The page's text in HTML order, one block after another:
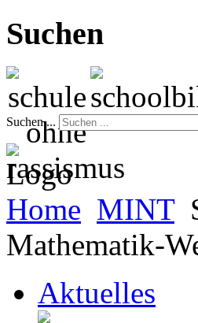
Suchen
Suchen ...
Home MINT
Mathematik-
Aktuelles